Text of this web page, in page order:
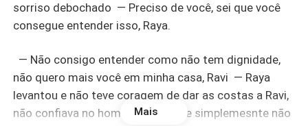
sorriso debochado — Preciso de você, sei que você
consegue entender isso, Raya.
— Não consigo entender como não tem dignidade,
não quero mais você em minha casa, Ravi — Raya
levantou e não teve coragem de dar as costas a Ravi,
não confiava no homem — Porque simplemesnte não
Mais